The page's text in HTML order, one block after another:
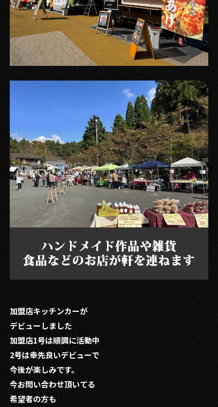
加盟店キッチンカーが
デビューしました
加盟店1号は順調に活動中
2号は幸先良いデビューで
今後が楽しみです。
今お問い合わせ頂いてる
希望者の方も